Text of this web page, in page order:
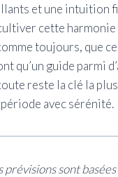
et une intuition
cette
toujours, que
qu’un guide parmi
reste la clé la
avec sérénité.
prévisions sont